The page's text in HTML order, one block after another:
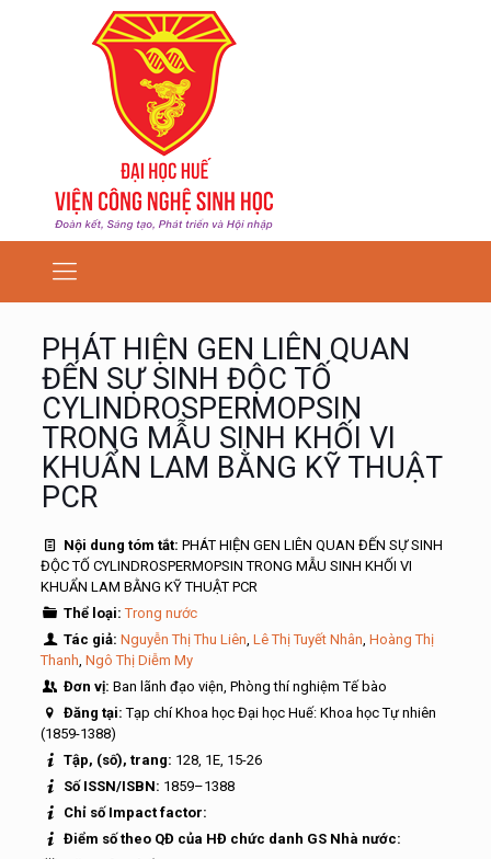
PHÁT HIỆN GEN LIÊN QUAN
ĐẾN SỰ SINH ĐỘC TỐ
CYLINDROSPERMOPSIN
TRONG MẪU SINH KHỐI VI
KHUẨN LAM BẰNG KỸ THUẬT
PCR
Nội dung tóm tắt: PHÁT HIỆN GEN LIÊN QUAN ĐẾN SỰ SINH
ĐỘC TỐ CYLINDROSPERMOPSIN TRONG MẪU SINH KHỐI VI
KHUẨN LAM BẰNG KỸ THUẬT PCR
Thể loại:Trong nước
Tác giả: Nguyễn Thị Thu Liên, Lê Thị Tuyết Nhân, Hoàng Thị
Thanh, Ngô Thị Diễm My
Đơn vị: Ban lãnh đạo viện, Phòng thí nghiệm Tế bào
Đăng tại:Tạp chí Khoa học Đại học Huế: Khoa học Tự nhiên
(1859-1388)
Tập, (số), trang: 128, 1E, 15-26
Số ISSN/ISBN: 1859–1388
Chỉ số Impact factor:
Điểm số theo QĐ của HĐ chức danh GS Nhà nước: